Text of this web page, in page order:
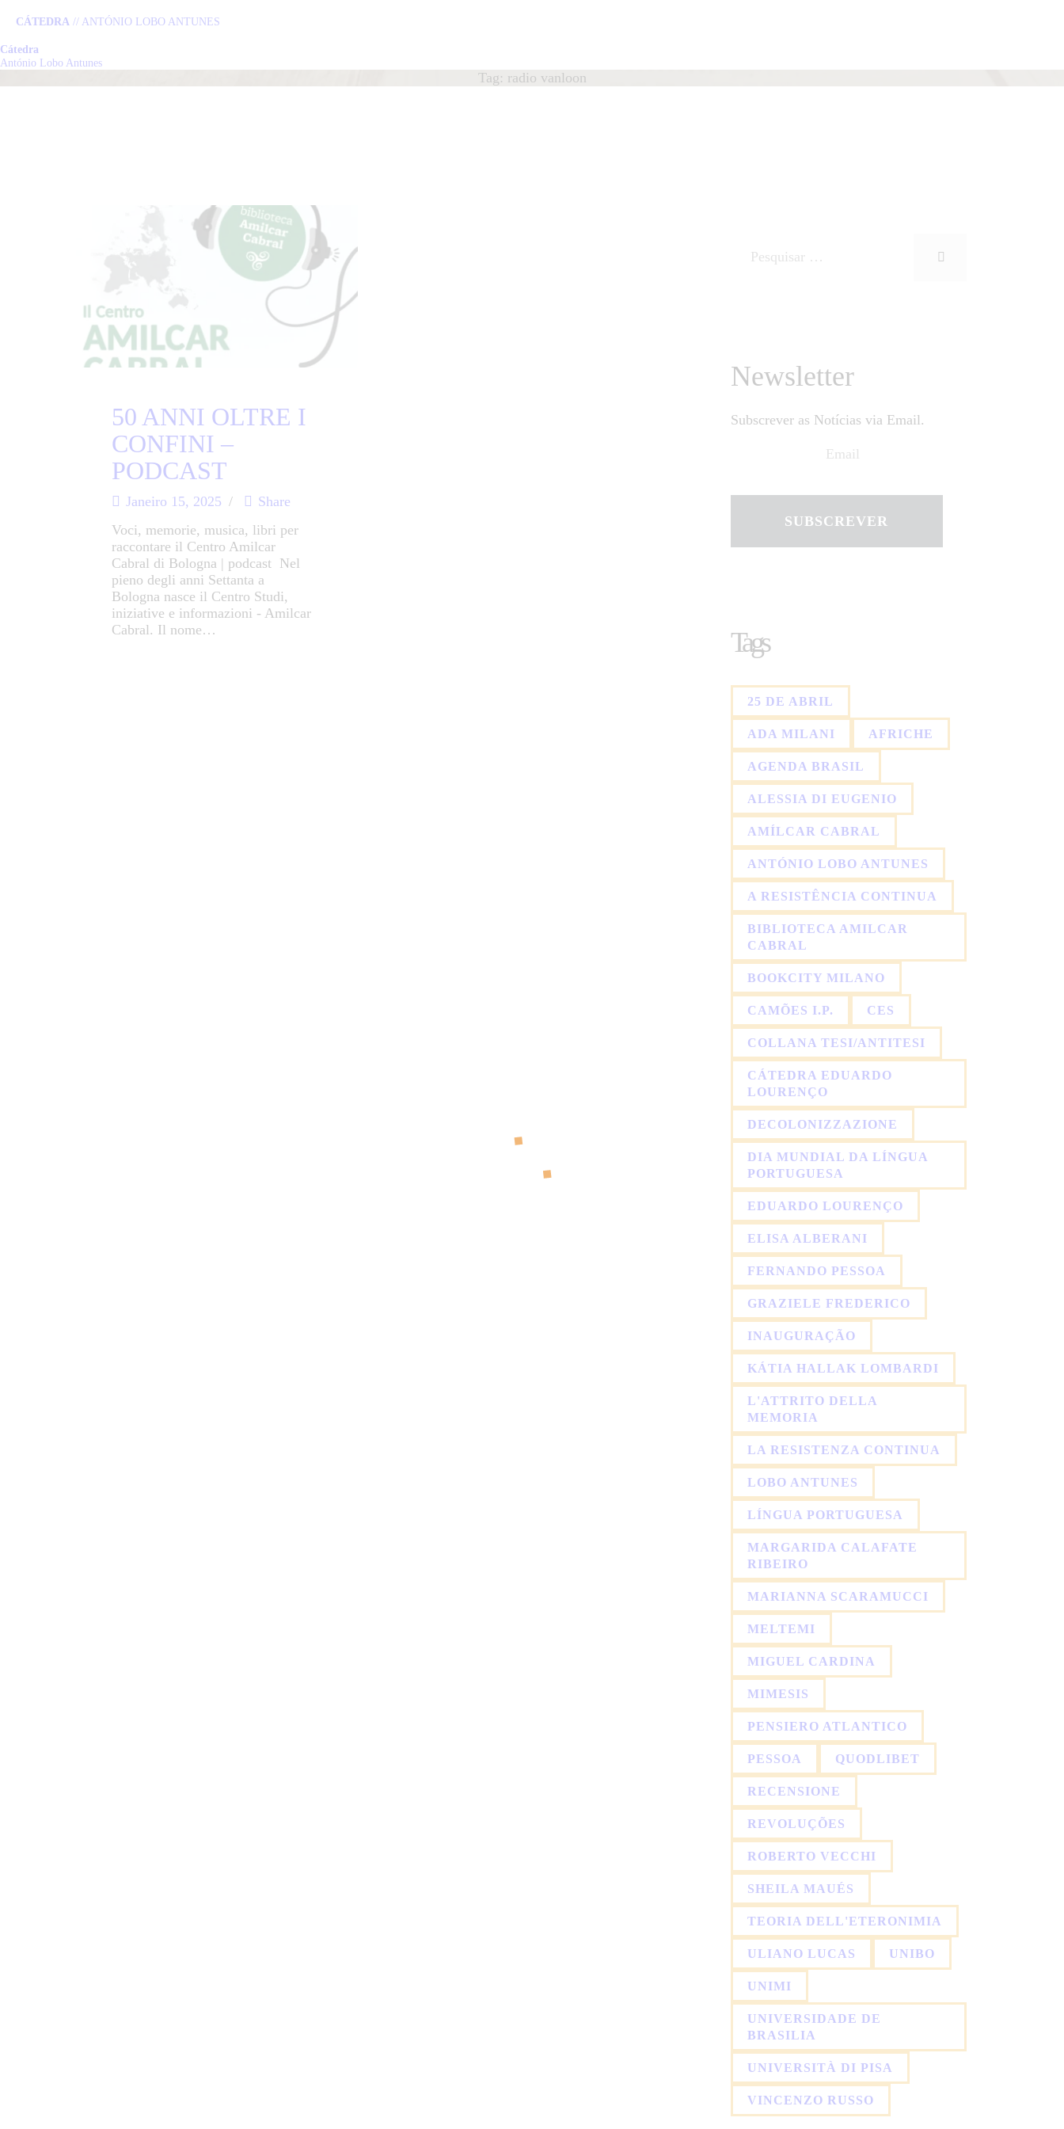
CÁTEDRA // ANTÓNIO LOBO ANTUNES
Cátedra
António Lobo Antunes
Tag: radio vanloon
Cátedra
António Lobo Antunes
CÁTEDRA
EQUIPA
CONTACTO
50 ANNI OLTRE I
CONFINI –
PODCAST
Janeiro 15, 2025
Share
Voci, memorie, musica, libri per
raccontare il Centro Amilcar
Cabral di Bologna | podcast Nel
pieno degli anni Settanta a
Bologna nasce il Centro Studi,
iniziative e informazioni - Amilcar
Cabral. Il nome…
Newsletter
Subscrever as Notícias via Email.
SUBSCREVER
Tags
25 DE ABRIL
ADA MILANI AFRICHE
AGENDA BRASIL
ALESSIA DI EUGENIO
AMÍLCAR CABRAL
ANTÓNIO LOBO ANTUNES
A RESISTÊNCIA CONTINUA
BIBLIOTECA AMILCAR
CABRAL
BOOKCITY MILANO
CAMÕES I.P. CES
COLLANA TESI/ANTITESI
CÁTEDRA EDUARDO
LOURENÇO
DECOLONIZZAZIONE
DIA MUNDIAL DA LÍNGUA
PORTUGUESA
EDUARDO LOURENÇO
ELISA ALBERANI
FERNANDO PESSOA
GRAZIELE FREDERICO
INAUGURAÇÃO
KÁTIA HALLAK LOMBARDI
L'ATTRITO DELLA
MEMORIA
LA RESISTENZA CONTINUA
LOBO ANTUNES
LÍNGUA PORTUGUESA
MARGARIDA CALAFATE
RIBEIRO
MARIANNA SCARAMUCCI
MELTEMI
MIGUEL CARDINA
MIMESIS
PENSIERO ATLANTICO
PESSOA QUODLIBET
RECENSIONE
REVOLUÇÕES
ROBERTO VECCHI
SHEILA MAUÉS
TEORIA DELL'ETERONIMIA
ULIANO LUCAS UNIBO
UNIMI
UNIVERSIDADE DE
BRASILIA
UNIVERSITÀ DI PISA
VINCENZO RUSSO